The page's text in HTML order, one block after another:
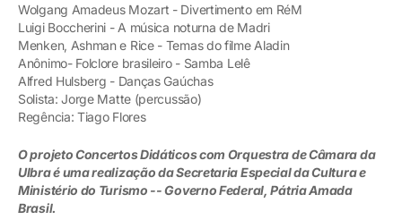
Wolgang Amadeus Mozart - Divertimento em RéM
Luigi Boccherini - A música noturna de Madri
Menken, Ashman e Rice - Temas do filme Aladin
Anônimo- Folclore brasileiro - Samba Lelê
Alfred Hulsberg - Danças Gaúchas
Solista: Jorge Matte (percussão)
Regência: Tiago Flores
O projeto Concertos Didáticos com Orquestra de Câmara da
Ulbra é uma realização da Secretaria Especial da Cultura e
Ministério do Turismo -- Governo Federal, Pátria Amada
Brasil.